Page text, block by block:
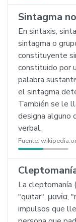
Sintagma
En sintaxis,
sintagma o
constituyente
constituido por
palabra
el sintagma
También se le
designa alguno
verbal.
Fuente:
La cleptomanía
"quitar", μανία,
impulsos que